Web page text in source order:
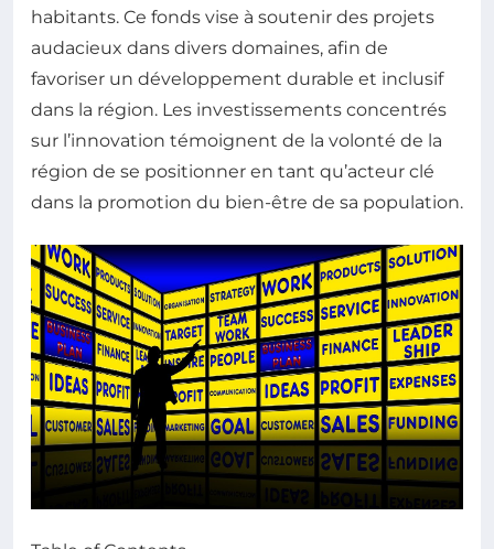
habitants. Ce fonds vise à soutenir des projets
audacieux dans divers domaines, afin de
favoriser un développement durable et inclusif
dans la région. Les investissements concentrés
sur l’innovation témoignent de la volonté de la
région de se positionner en tant qu’acteur clé
dans la promotion du bien-être de sa population.